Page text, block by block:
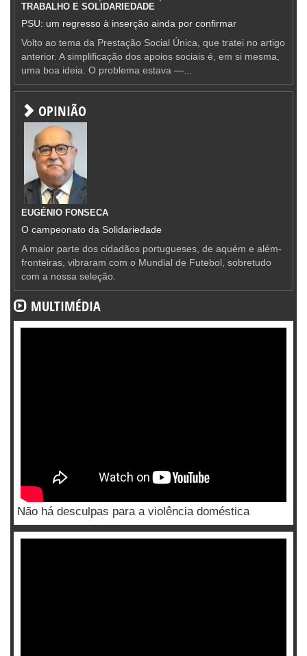
TRABALHO E SOLIDARIEDADE
PSU: um regresso à inserção ainda por confirmar
Volto ao tema da Prestação Social Única, que tratei no artigo
anterior. A simplificação dos apoios sociais é, em si mesma,
uma boa ideia. O problema estava —...
OPINIÃO
EUGÉNIO FONSECA
O campeonato da Solidariedade
A maior parte dos cidadãos portugueses, de aquém e além-
fronteiras, vibraram com o Mundial de Futebol, sobretudo
com a nossa seleção.
MULTIMÉDIA
Não há desculpas para a violência doméstica